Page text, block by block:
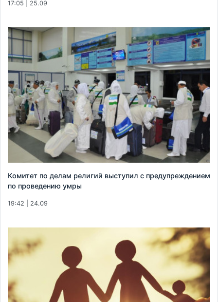
17:05 | 25.09
Комитет по делам религий выступил с предупреждением
по проведению умры
19:42 | 24.09